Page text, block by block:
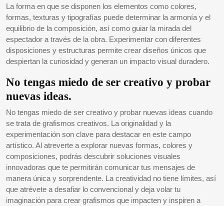
La forma en que se disponen los elementos como colores,
formas, texturas y tipografías puede determinar la armonía y el
equilibrio de la composición, así como guiar la mirada del
espectador a través de la obra. Experimentar con diferentes
disposiciones y estructuras permite crear diseños únicos que
despiertan la curiosidad y generan un impacto visual duradero.
No tengas miedo de ser creativo y probar
nuevas ideas.
No tengas miedo de ser creativo y probar nuevas ideas cuando
se trata de grafismos creativos. La originalidad y la
experimentación son clave para destacar en este campo
artístico. Al atreverte a explorar nuevas formas, colores y
composiciones, podrás descubrir soluciones visuales
innovadoras que te permitirán comunicar tus mensajes de
manera única y sorprendente. La creatividad no tiene límites, así
que atrévete a desafiar lo convencional y deja volar tu
imaginación para crear grafismos que impacten y inspiren a